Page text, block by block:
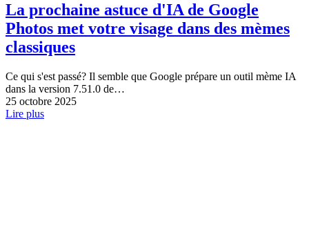
La prochaine astuce d'IA de Google
Photos met votre visage dans des mèmes
classiques
Ce qui s'est passé? Il semble que Google prépare un outil mème IA
dans la version 7.51.0 de…
25 octobre 2025
Lire plus